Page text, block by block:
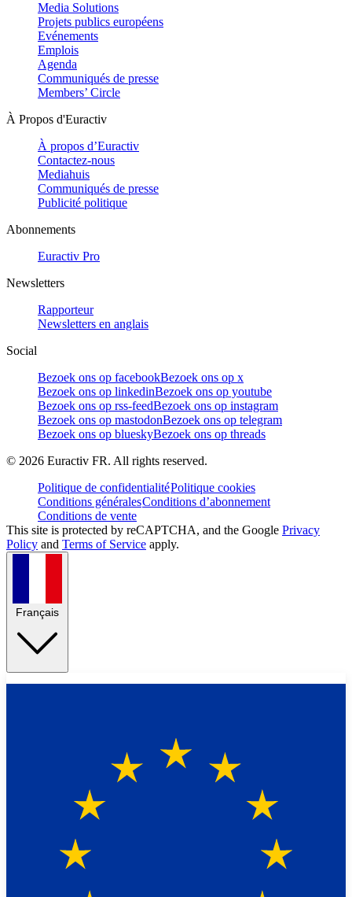
Media Solutions
Projets publics européens
Evénements
Emplois
Agenda
Communiqués de presse
Members’ Circle
À Propos d'Euractiv
À propos d’Euractiv
Contactez-nous
Mediahuis
Communiqués de presse
Publicité politique
Abonnements
Euractiv Pro
Newsletters
Rapporteur
Newsletters en anglais
Social
Bezoek ons op facebookBezoek ons op x
Bezoek ons op linkedinBezoek ons op youtube
Bezoek ons op rss-feedBezoek ons op instagram
Bezoek ons op mastodonBezoek ons op telegram
Bezoek ons op blueskyBezoek ons op threads
© 2026 Euractiv FR. All rights reserved.
Politique de confidentialitéPolitique cookies
Conditions généralesConditions d’abonnement
Conditions de vente
This site is protected by reCAPTCHA, and the Google Privacy
Policy and Terms of Service apply.
Français